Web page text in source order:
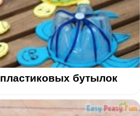
бутылок